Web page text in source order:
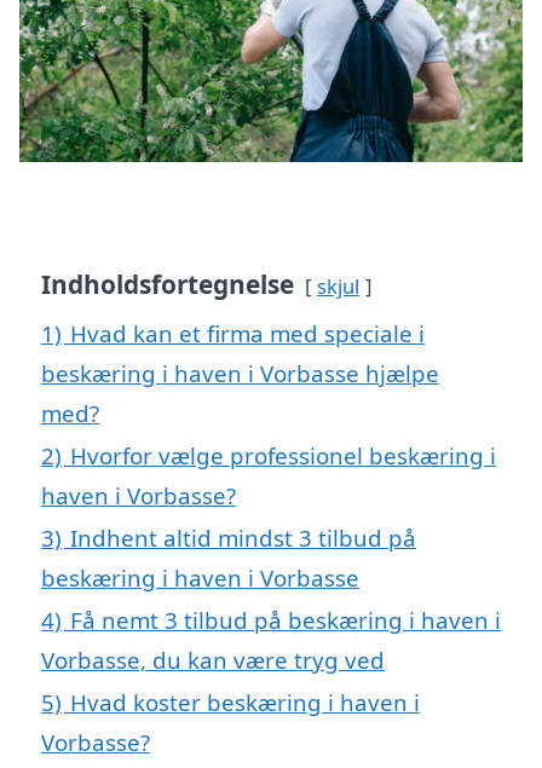
Indholdsfortegnelse skjul
1) Hvad kan et firma med speciale i
beskæring i haven i Vorbasse hjælpe
med?
2) Hvorfor vælge professionel beskæring i
haven i Vorbasse?
3) Indhent altid mindst 3 tilbud på
beskæring i haven i Vorbasse
4) Få nemt 3 tilbud på beskæring i haven i
Vorbasse, du kan være tryg ved
5) Hvad koster beskæring i haven i
Vorbasse?